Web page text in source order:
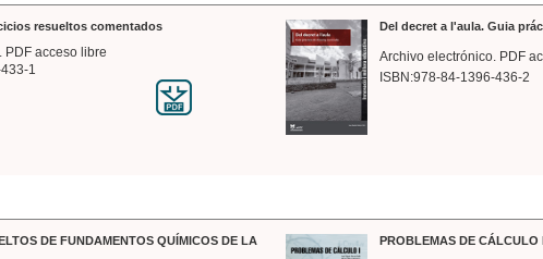
resueltos comentados
PDF acceso libre
1
Del decret a l'aula. Guia
Archivo electrónico. PDF
ISBN:978-84-1396-436-2
DE FUNDAMENTOS QUÍMICOS DE LA
PROBLEMAS DE CÁLCULO